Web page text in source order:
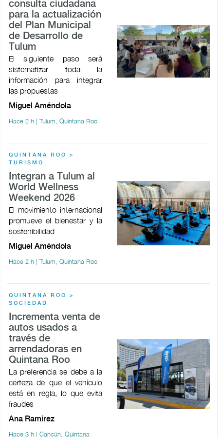
consulta ciudadana
para la actualización
del Plan Municipal
de Desarrollo de
Tulum
El siguiente paso será
sistematizar toda la
información para integrar
las propuestas
Miguel Améndola
Hace 2 h | Tulum, Quintana Roo
QUINTANA ROO >
TURISMO
Integran a Tulum al
World Wellness
Weekend 2026
El movimiento internacional
promueve el bienestar y la
sostenibilidad
Miguel Améndola
Hace 2 h | Tulum, Quintana Roo
QUINTANA ROO >
SOCIEDAD
Incrementa venta de
autos usados a
través de
arrendadoras en
Quintana Roo
La preferencia se debe a la
certeza de que el vehículo
está en regla, lo que evita
fraudes
Ana Ramírez
Hace 3 h | Cancún, Quintana